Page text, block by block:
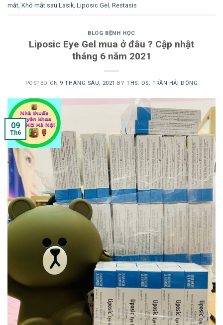
mắt, Khô mắt sau Lasik, Liposic Gel , Restasis
BLOG BỆNH HỌC
Liposic Eye Gel mua ở đâu ? Cập nhật
tháng 6 năm 2021
POSTED ON 9 THÁNG SÁU, 2021 BYTHS. DS. TRẦN HẢI ĐÔNG
09
Th6